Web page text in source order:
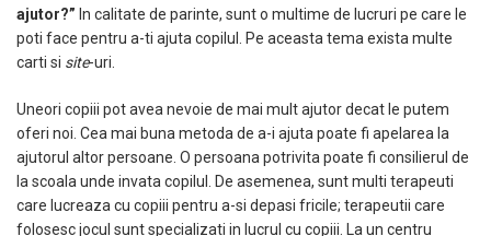
ajutor?” In calitate de parinte, sunt o multime de lucruri pe care le
poti face pentru a-ti ajuta copilul. Pe aceasta tema exista multe
carti si site-uri.
Uneori copiii pot avea nevoie de mai mult ajutor decat le putem
oferi noi. Cea mai buna metoda de a-i ajuta poate fi apelarea la
ajutorul altor persoane. O persoana potrivita poate fi consilierul de
la scoala unde invata copilul. De asemenea, sunt multi terapeuti
care lucreaza cu copiii pentru a-si depasi fricile; terapeutii care
folosesc jocul sunt specializati in lucrul cu copiii. La un centru